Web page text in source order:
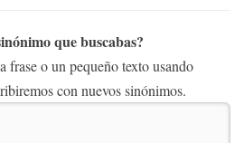
que buscabas?
frase o un pequeño texto usando
con nuevos sinónimos.